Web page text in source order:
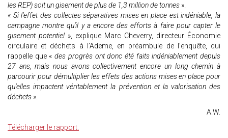
les REP) soit un gisement de plus de 1,3 million de tonnes ».
« Si l’effet des collectes séparatives mises en place est indéniable, la
campagne montre qu’il y a encore des efforts à faire pour capter le
gisement potentiel », explique Marc Cheverry, directeur Économie
circulaire et déchets à l’Ademe, en préambule de l’enquête, qui
rappelle que «des progrès ont donc été faits indéniablement depuis
27 ans, mais nous avons collectivement encore un long chemin à
parcourir pour démultiplier les effets des actions mises en place pour
qu’elles impactent véritablement la prévention et la valorisation des
déchets ».
A.W.
Télécharger le rapport.